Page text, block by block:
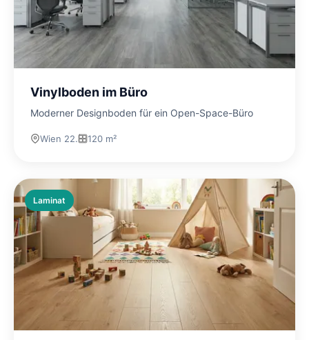
Vinylboden im Büro
Moderner Designboden für ein Open-Space-Büro
Wien 22. 120 m²
Laminat